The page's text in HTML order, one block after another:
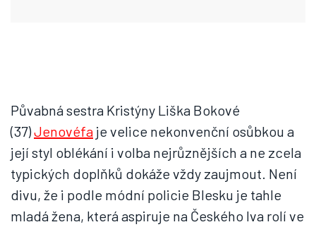
Půvabná sestra Kristýny Liška Bokové
(37)Jenovéfa je velice nekonvenční osůbkou a
její styl oblékání i volba nejrůznějších a ne zcela
typických doplňků dokáže vždy zaujmout. Není
divu, že i podle módní policie Blesku je tahle
mladá žena, která aspiruje na Českého lva rolí ve